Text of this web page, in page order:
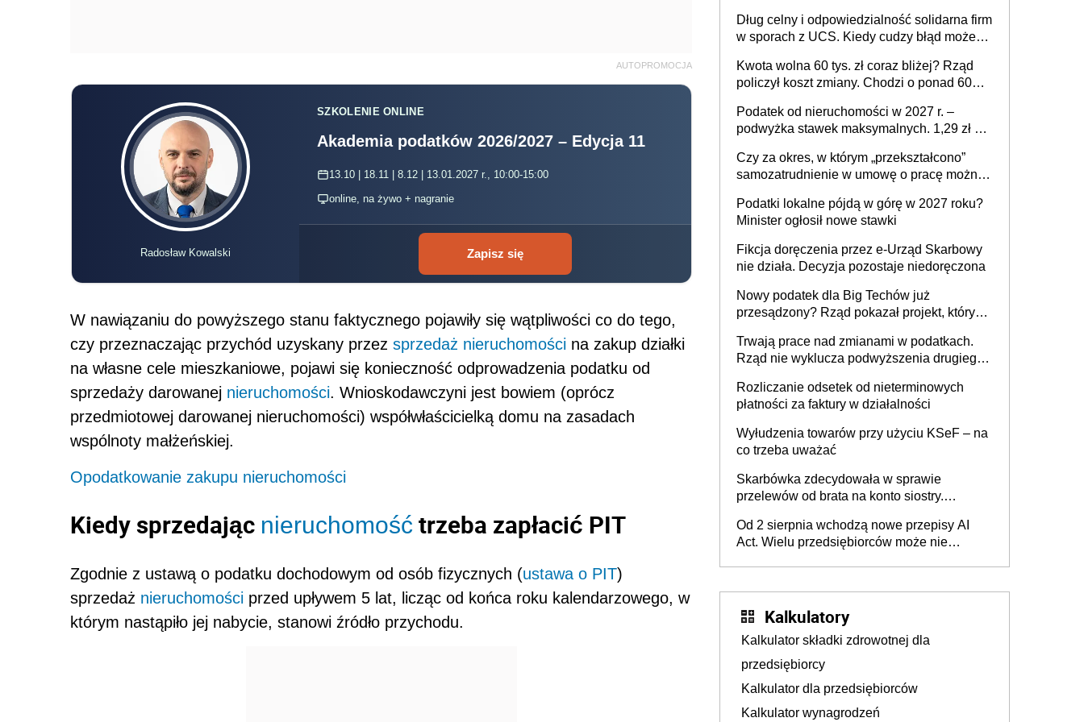
AUTOPROMOCJA
Radosław Kowalski
SZKOLENIE ONLINE
Akademia podatków 2026/2027 – Edycja 11
13.10 | 18.11 | 8.12 | 13.01.2027 r., 10:00-15:00
online, na żywo + nagranie
Zapisz się
W nawiązaniu do powyższego stanu faktycznego pojawiły się wątpliwości co do tego,
czy przeznaczając przychód uzyskany przez sprzedaż nieruchomości na zakup działki
na własne cele mieszkaniowe, pojawi się konieczność odprowadzenia podatku od
sprzedaży darowanej nieruchomości. Wnioskodawczyni jest bowiem (oprócz
przedmiotowej darowanej nieruchomości) współwłaścicielką domu na zasadach
wspólnoty małżeńskiej.
Opodatkowanie zakupu nieruchomości
Kiedy sprzedając nieruchomość trzeba zapłacić PIT
Zgodnie z ustawą o podatku dochodowym od osób fizycznych (ustawa o PIT)
sprzedaż nieruchomości przed upływem 5 lat, licząc od końca roku kalendarzowego, w
którym nastąpiło jej nabycie, stanowi źródło przychodu.
Dług celny i odpowiedzialność solidarna firm
w sporach z UCS. Kiedy cudzy błąd może
Kwota wolna 60 tys. zł coraz bliżej? Rząd
policzył koszt zmiany. Chodzi o ponad 60
Podatek od nieruchomości w 2027 r. –
podwyżka stawek maksymalnych. 1,29 zł za
budynków i lokali związanych z
prowadzeniem działalności gospodarczej
Czy za okres, w którym „przekształcono”
samozatrudnienie w umowę o pracę można
umowy cywilnoprawnej jedynym
racjonalnym wyjściem
Podatki lokalne pójdą w górę w 2027 roku?
Minister ogłosił nowe stawki
Fikcja doręczenia przez e-Urząd Skarbowy
nie działa. Decyzja pozostaje niedoręczona
Nowy podatek dla Big Techów już
przesądzony? Rząd pokazał projekt, który
Trwają prace nad zmianami w podatkach.
Rząd nie wyklucza podwyższenia drugiego
Rozliczanie odsetek od nieterminowych
płatności za faktury w działalności
Wyłudzenia towarów przy użyciu KSeF – na
co trzeba uważać
Skarbówka zdecydowała w sprawie
przelewów od brata na konto siostry.
darowizna, ale podatku jednak nie będzie
Od 2 sierpnia wchodzą nowe przepisy AI
Act. Wielu przedsiębiorców może nie
Kalkulatory
Kalkulator składki zdrowotnej dla
przedsiębiorcy
Kalkulator dla przedsiębiorców
Kalkulator wynagrodzeń